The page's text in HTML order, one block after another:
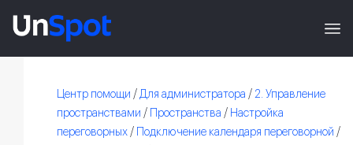
Центр помощи / Для администратора / 2. Управление
пространствами / Пространства / Настройка
переговорных / Подключение календаря переговорной /